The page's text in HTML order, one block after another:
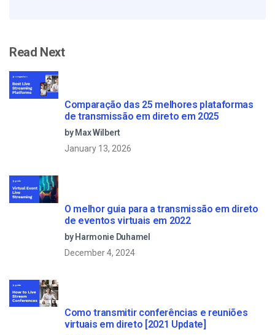
Read Next
Comparação das 25 melhores plataformas
de transmissão em direto em 2025
by Max Wilbert
January 13, 2026
O melhor guia para a transmissão em direto
de eventos virtuais em 2022
by Harmonie Duhamel
December 4, 2024
Como transmitir conferências e reuniões
virtuais em direto [2021 Update]